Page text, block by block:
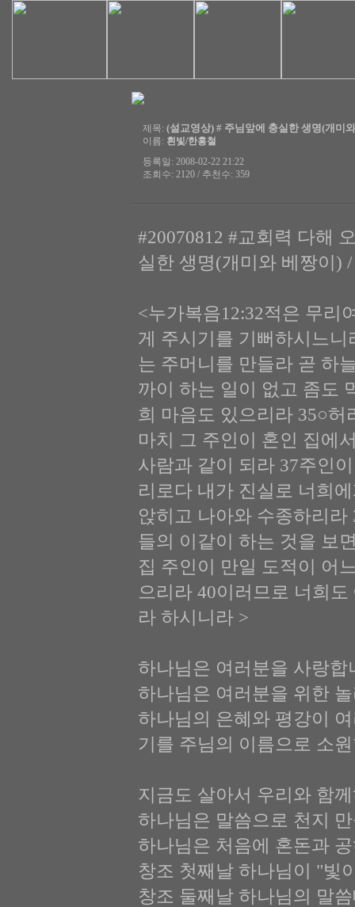
제목: (설교영상) # 주님앞에 충실한 생명(개미
이름: 흰빛/한홍철
등록일: 2008-02-22 21:22
조회수: 2120 / 추천수: 359
#20070812 #교회력 다해
실한 생명(개미와 베짱이)
<누가복음12:32적은 무리
게 주시기를 기뻐하시느
는 주머니를 만들라 곧 하
까이 하는 일이 없고 좀도
희 마음도 있으리라 35○허
마치 그 주인이 혼인 집에
사람과 같이 되라 37주인
리로다 내가 진실로 너희
앉히고 나아와 수종하리
들의 이같이 하는 것을 보
집 주인이 만일 도적이 어
으리라 40이러므로 너희
라 하시니라 >
하나님은 여러분을 사랑합
하나님은 여러분을 위한
하나님의 은혜와 평강이
기를 주님의 이름으로 소
지금도 살아서 우리와 함
하나님은 말씀으로 천지
하나님은 처음에 혼돈과
창조 첫째날 하나님이 "빛
창조 둘째날 하나님의 말